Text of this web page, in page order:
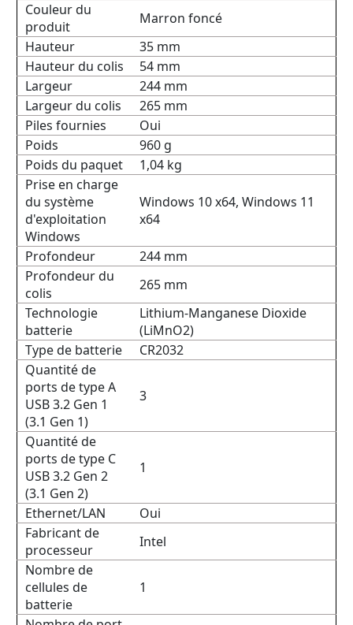
Couleur du
produit
Marron foncé
Hauteur
35 mm
Hauteur du colis
54 mm
Largeur
244 mm
Largeur du colis
265 mm
Piles fournies
Oui
Poids
960 g
Poids du paquet
1,04 kg
Prise en charge
du système
d'exploitation
Windows
Windows 10 x64, Windows 11
x64
Profondeur
244 mm
Profondeur du
colis
265 mm
Technologie
batterie
Lithium-Manganese Dioxide
(LiMnO2)
Type de batterie
CR2032
Quantité de
ports de type A
USB 3.2 Gen 1
(3.1 Gen 1)
3
Quantité de
ports de type C
USB 3.2 Gen 2
(3.1 Gen 2)
1
Ethernet/LAN
Oui
Fabricant de
processeur
Intel
Nombre de
cellules de
batterie
1